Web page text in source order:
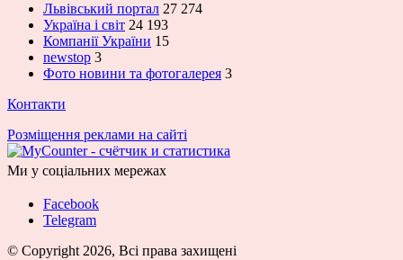
Львівський портал 27 274
Україна і світ 24 193
Компанії України 15
newstop 3
Фото новини та фотогалерея 3
Контакти
Розміщення реклами на сайті
Ми у соціальних мережах
Facebook
Telegram
© Copyright 2026, Всі права захищені